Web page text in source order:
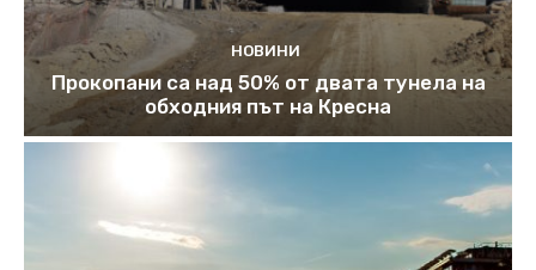
НОВИНИ
Прокопани са над 50% от двата тунела на
обходния път на Кресна